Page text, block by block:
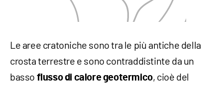
Le aree cratoniche sono tra le più antiche della
crosta terrestre e sono contraddistinte da un
basso flusso di calore geotermico, cioè del